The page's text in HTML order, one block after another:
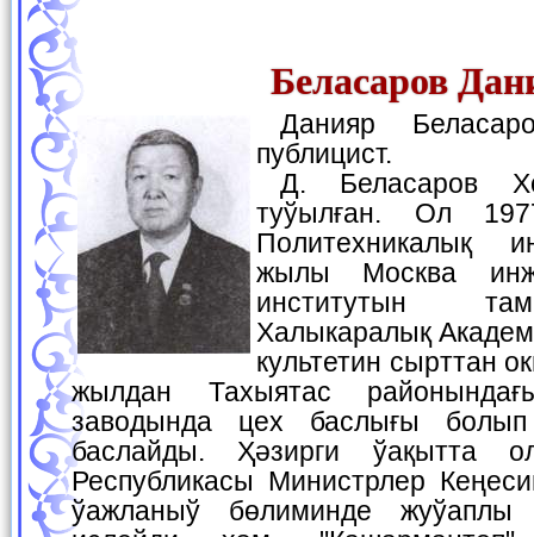
Беласаров
Данияр Беласаров—жазыўшы хәм
публицист.
Д. Беласаров Хожели районында
туўылған. Ол
Политехникалық
жылы Москва
институтын
Халыкаралық
культетин сырттан
жылдан Тахыятас
заводында цех баслығы
баслайды. Ҳәзирги ўақытта
Республикасы Министрлер
ўажланыў бөлиминде жуўаплы